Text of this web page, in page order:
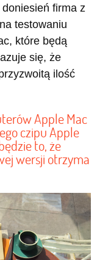
doniesień firma z
testowaniu
które będą
się, że
ilość
Apple Mac
czipu Apple
to, że
wersji otrzyma